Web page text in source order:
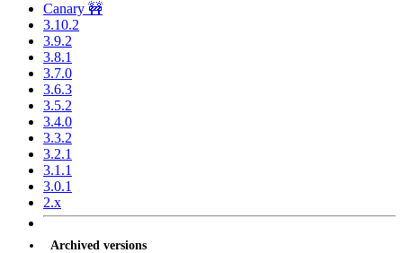
Canary 🚧
3.10.2
3.9.2
3.8.1
3.7.0
3.6.3
3.5.2
3.4.0
3.3.2
3.2.1
3.1.1
3.0.1
2.x
Archived versions